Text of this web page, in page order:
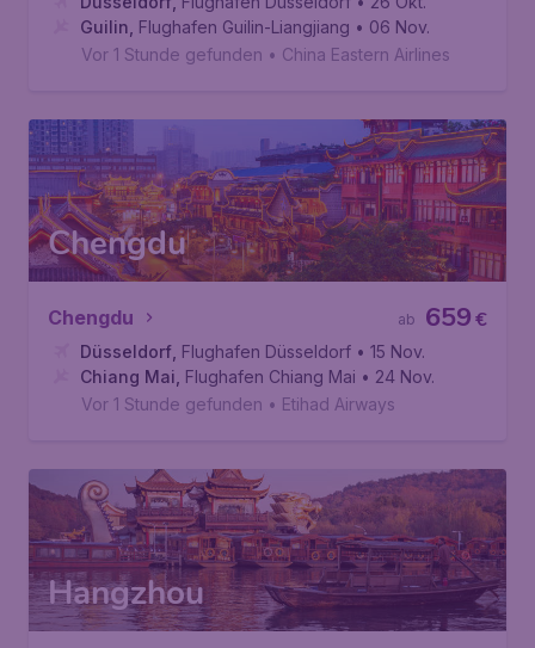
Guilin Flughafen Guilin-Liangjiang • 06 Nov.
Vor 1 Stunde gefunden • China Eastern Airlines
Chengdu
Chengdu €
659
ab
Düsseldorf Flughafen Düsseldorf • 15 Nov.
Chiang Mai Flughafen Chiang Mai • 24 Nov.
Vor 1 Stunde gefunden • Etihad Airways
Hangzhou